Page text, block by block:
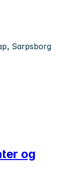
Sarpsborg
og